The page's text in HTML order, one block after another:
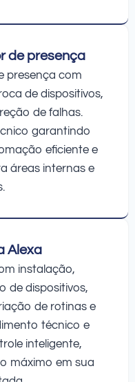
de presença
presença com
de dispositivos,
de falhas.
garantindo
eficiente e
áreas internas e
Alexa
instalação,
de dispositivos,
de rotinas e
técnico e
inteligente,
máximo em sua